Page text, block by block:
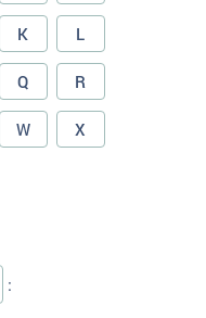
K L
Q R
W X
: